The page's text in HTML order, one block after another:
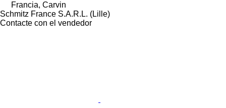
Francia, Carvin
Schmitz France S.A.R.L. (Lille)
Contacte con el vendedor